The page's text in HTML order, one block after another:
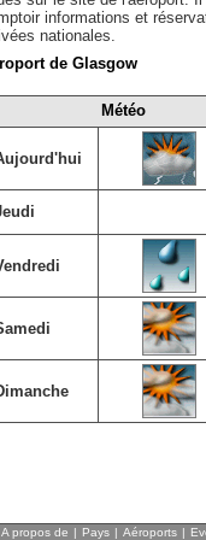
informations et
nationales.
de Glasgow
Météo
A propos de | Pays | Aéroports |